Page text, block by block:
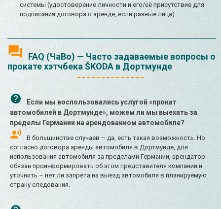
системы (удостоверение личности и его/её присутствие для
подписания договора о аренде, если разные лица).
FAQ (ЧаВо) — Часто задаваемые вопросы о
прокате хэтчбека ŠKODA в Дортмунде
Если мы воспользовались услугой «прокат
автомобилей в Дортмунде», можем ли мы выехать за
пределы Германии на арендованном автомобиле?
В большинстве случаев – да, есть такая возможность. Но
согласно договора аренды автомобиля в Дортмунде, для
использования автомобиля за пределами Германии, арендатор
обязан проинформировать об этом представителя компании и
уточнить – нет ли запрета на выезд автомобиля в планируемую
страну следования.